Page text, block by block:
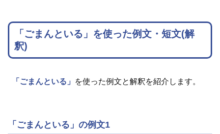
「ごまんといる」を使った例文・短文(解
釈)
「ごまんといる」 を使った例文と解釈を紹介します。
「ごまんといる」の例文1